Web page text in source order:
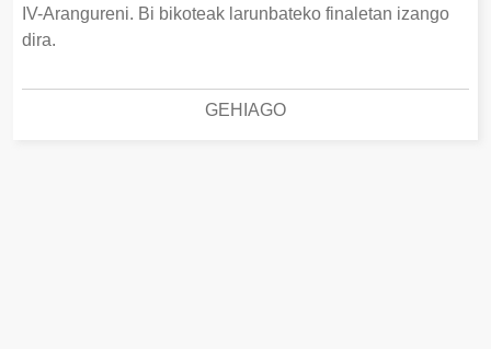
IV-Arangureni. Bi bikoteak larunbateko finaletan izango
dira.
GEHIAGO